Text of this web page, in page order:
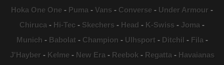
Hoka One One - Puma - Vans - Converse - Under Armour -
Chiruca - Hi-Tec - Skechers - Head - K-Swiss - Joma -
Munich - Babolat- Champion - Ulhsport- Ditchil - Fila-
J'Hayber- Kelme- New Era- Reebok- Regatta- Havaianas